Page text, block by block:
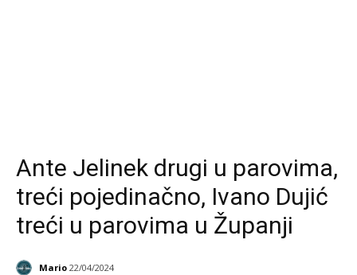
Ante Jelinek drugi u parovima,
treći pojedinačno, Ivano Dujić
treći u parovima u Županji
Mario 22/04/2024